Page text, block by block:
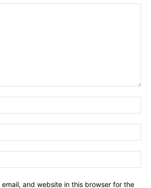
email, and website in this browser for the